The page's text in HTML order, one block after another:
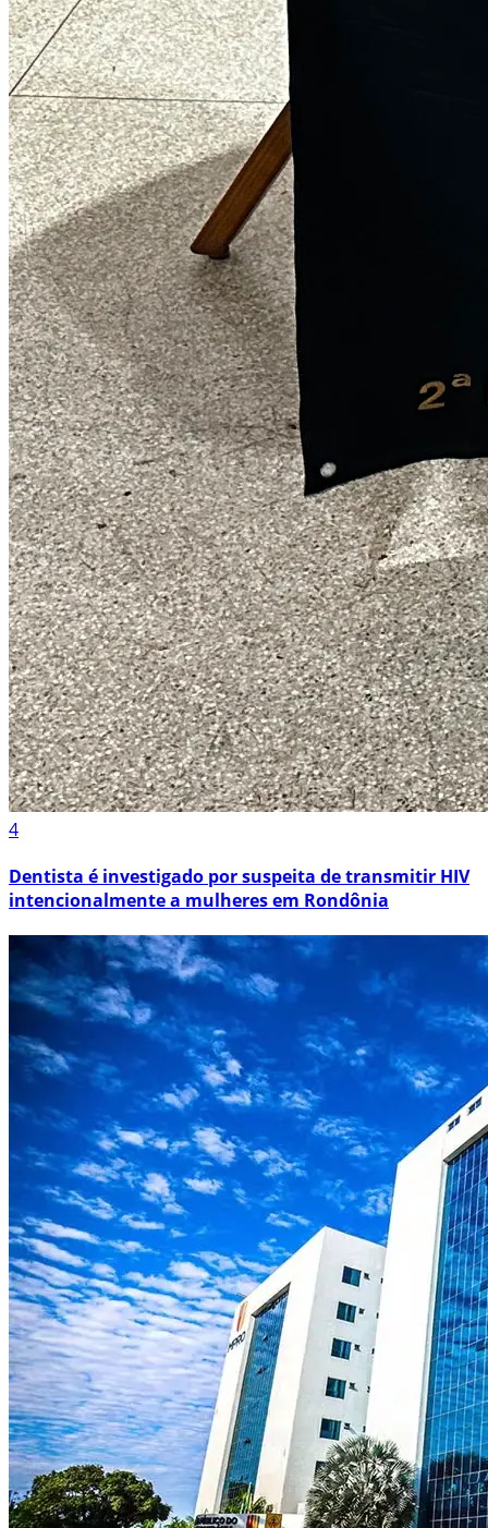
4
Dentista é investigado por suspeita de transmitir HIV
intencionalmente a mulheres em Rondônia